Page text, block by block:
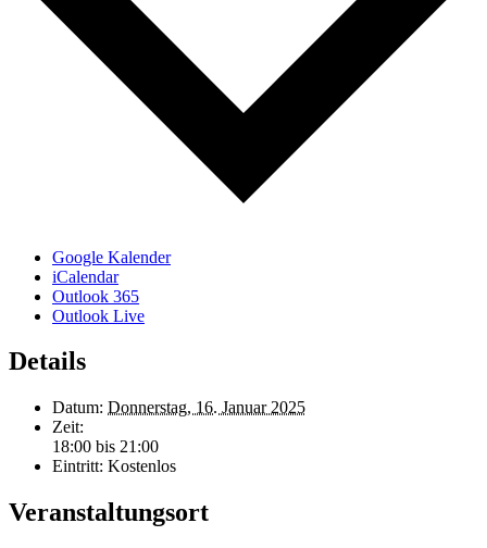
Google Kalender
iCalendar
Outlook 365
Outlook Live
Details
Datum: Donnerstag, 16. Januar 2025
Zeit:
18:00 bis 21:00
Eintritt: Kostenlos
Veranstaltungsort